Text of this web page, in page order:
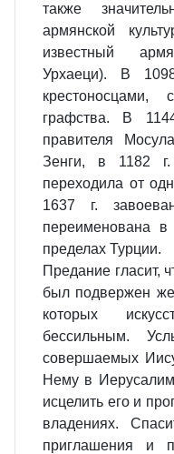
также
армянской
известный
Урхаеци). В
крестоносцами,
графства. В
правителя
Зенги, в 1182
переходила от
1637 г.
переименована
пределах Турции.
Предание гласит,
был подвержен
которых
беcсильным.
совершаемых
Нему в
исцелить его и
владениях.
приглашения и